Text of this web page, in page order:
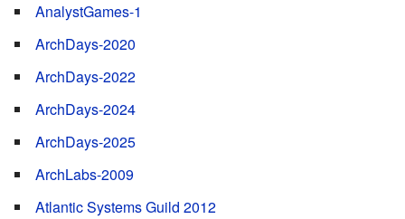
AnalystGames-1
ArchDays-2020
ArchDays-2022
ArchDays-2024
ArchDays-2025
ArchLabs-2009
Atlantic Systems Guild 2012